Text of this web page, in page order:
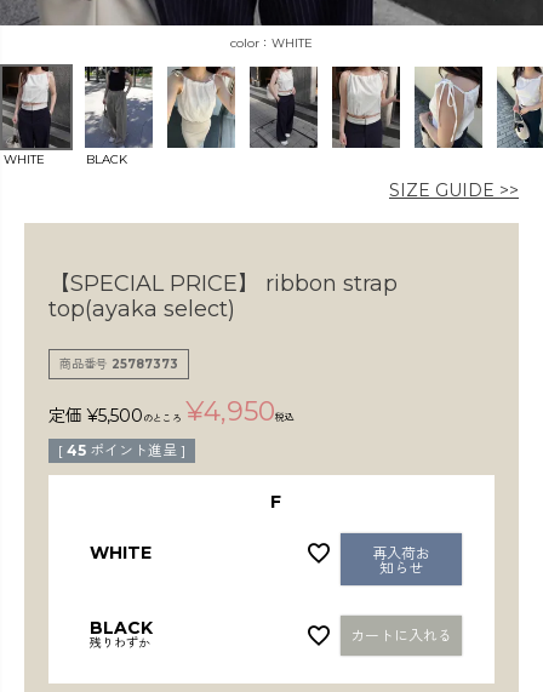
価格
在庫なし商品
表示しない
検索
WHITE
WHITE BLACK
SIZE GUIDE >>
【SPECIAL PRICE】
ribbon strap
top(ayaka select)
商品番号 25787373
定価 ¥5,500 のところ ¥4,950税込
[ 45 ポイント進呈 ]
F
WHITE
再入荷お
知らせ
BLACK
残りわずか カートに入れる